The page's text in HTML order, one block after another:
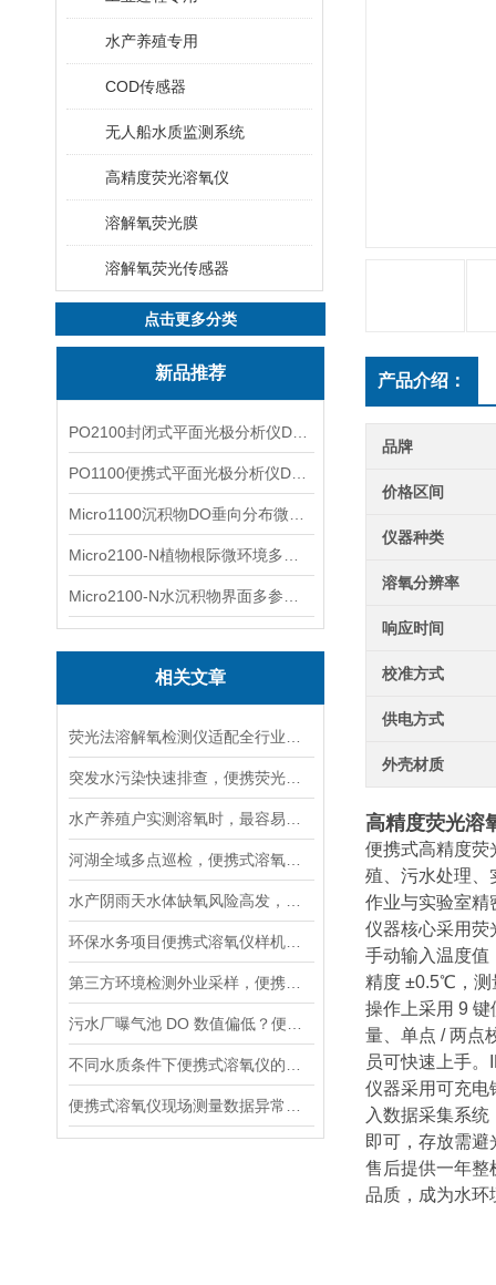
水产养殖专用
COD传感器
无人船水质监测系统
高精度荧光溶氧仪
溶解氧荧光膜
溶解氧荧光传感器
点击更多分类
新品推荐
相关文章
产品介绍：
品牌
价格区间
仪器种类
溶氧分辨率
响应时间
校准方式
供电方式
外壳材质
高精度荧光溶
便携式高精度荧
殖、污水处理、
作业与实验室精
仪器核心采用荧
手动输入温度值
精度 ±0.5℃，测
操作上采用 9
量、单点 / 两点
员可快速上手
仪器采用可充电
入数据采集系
即可，存放需避
售后提供一年整
品质，成为水环